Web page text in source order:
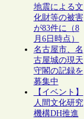
地震による文
化財等の被害
が83件に（8
月6日時点）
名古屋市、名
古屋城の現天
守閣の記録を
募集中
【イベント】
人間文化研究
機構DH推進